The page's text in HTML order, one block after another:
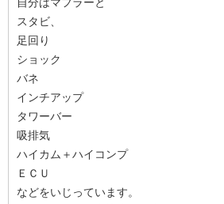
スタビ、
足回り
ショック
バネ
インチアップ
タワーバー
吸排気
ハイカム＋ハイコンプ
ＥＣＵ
などをいじっています。